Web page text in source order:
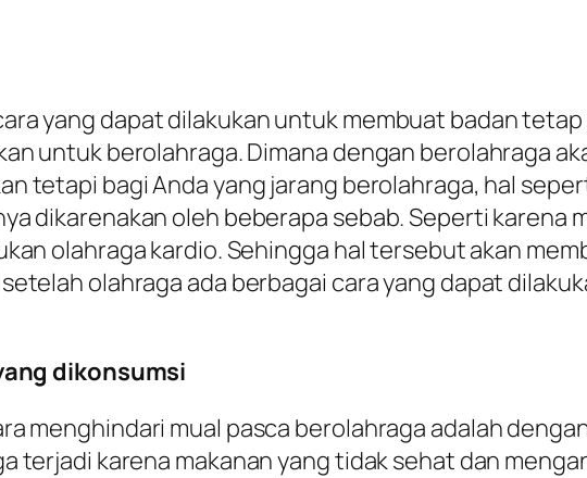
yang dapat dilakukan untuk membuat badan
untuk berolahraga. Dimana dengan berolahraga
tetapi bagi Anda yang jarang berolahraga, hal
dikarenakan oleh beberapa sebab. Seperti karena
olahraga kardio. Sehingga hal tersebut akan
olahraga ada berbagai cara yang dapat
dikonsumsi
menghindari mual pasca berolahraga adalah
terjadi karena makanan yang tidak sehat dan